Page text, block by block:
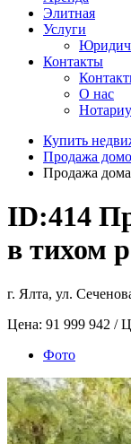
Элитная
Услуги
Контакты
О нас
Купить
Продажа
Продажа
ID:414
в тихом
г. Ялта, ул.
Цена: 91 999 942 /
Фото